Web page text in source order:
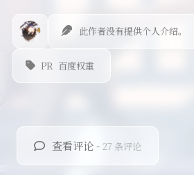
此作者没有提供个人介绍。
PR 百度权重
查看评论 -27 条评论